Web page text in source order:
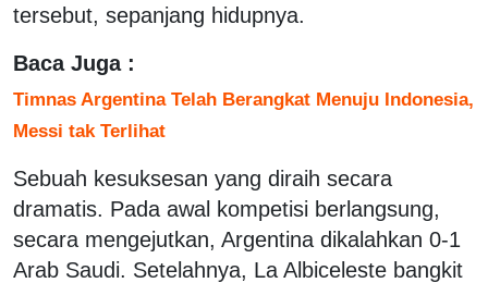
tersebut, sepanjang hidupnya.
Baca Juga :
Timnas Argentina Telah Berangkat Menuju Indonesia,
Messi tak Terlihat
Sebuah kesuksesan yang diraih secara
dramatis. Pada awal kompetisi berlangsung,
secara mengejutkan, Argentina dikalahkan 0-1
Arab Saudi. Setelahnya, La Albiceleste bangkit